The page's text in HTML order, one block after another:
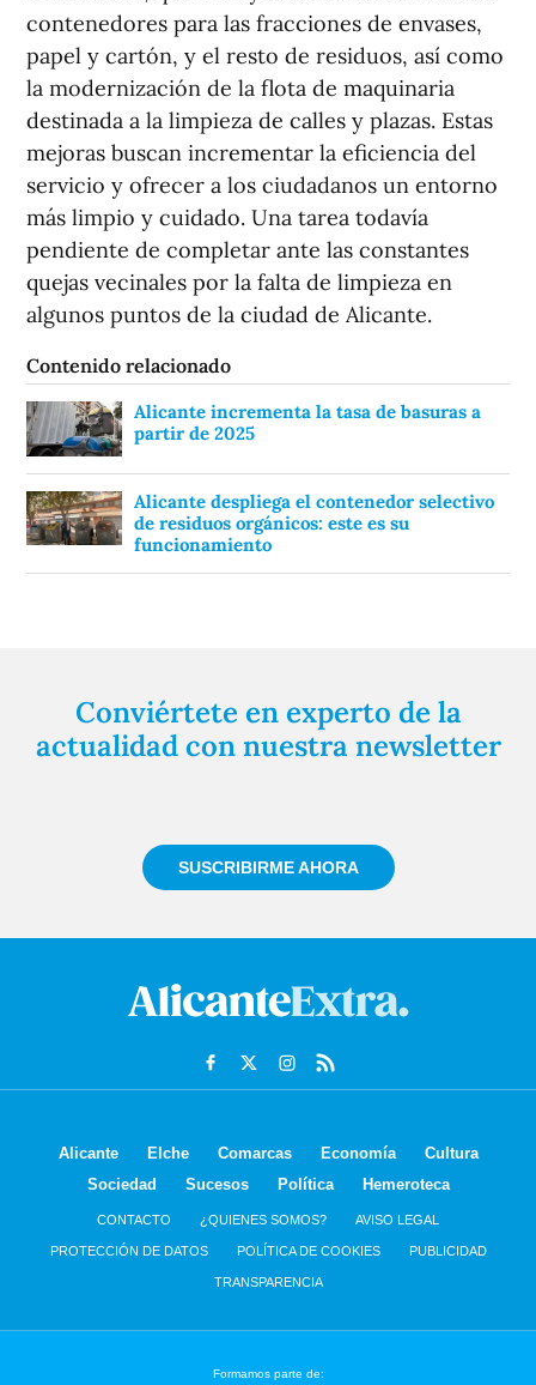
contenedores para las fracciones de envases,
papel y cartón, y el resto de residuos, así como
la modernización de la flota de maquinaria
destinada a la limpieza de calles y plazas. Estas
mejoras buscan incrementar la eficiencia del
servicio y ofrecer a los ciudadanos un entorno
más limpio y cuidado. Una tarea todavía
pendiente de completar ante las constantes
quejas vecinales por la falta de limpieza en
algunos puntos de la ciudad de Alicante.
Contenido relacionado
Alicante incrementa la tasa de basuras a
partir de 2025
Alicante despliega el contenedor selectivo
de residuos orgánicos: este es su
funcionamiento
Conviértete en experto de la
actualidad con nuestra newsletter
SUSCRIBIRME AHORA
Alicante Elche Comarcas Economía
Cultura
Sociedad
Sucesos Política Hemeroteca
CONTACTO ¿QUIENES SOMOS? AVISO LEGAL
PROTECCIÓN DE DATOS POLÍTICA DE COOKIES PUBLICIDAD
TRANSPARENCIA
Formamos parte de: